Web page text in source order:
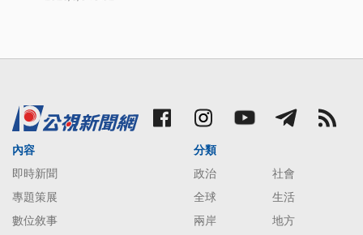
內容
即時新聞
專題策展
數位敘事
分類
政治
社會
全球
生活
兩岸
地方